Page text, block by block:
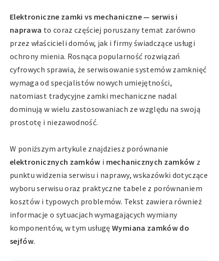
Elektroniczne zamki vs mechaniczne — serwis i
naprawa to coraz częściej poruszany temat zarówno
przez właścicieli domów, jak i firmy świadczące usługi
ochrony mienia. Rosnąca popularność rozwiązań
cyfrowych sprawia, że serwisowanie systemów zamknięć
wymaga od specjalistów nowych umiejętności,
natomiast tradycyjne zamki mechaniczne nadal
dominują w wielu zastosowaniach ze względu na swoją
prostotę i niezawodność.
W poniższym artykule znajdziesz porównanie
elektronicznych zamków i mechanicznych zamków z
punktu widzenia serwisu i naprawy, wskazówki dotyczące
wyboru serwisu oraz praktyczne tabele z porównaniem
kosztów i typowych problemów. Tekst zawiera również
informacje o sytuacjach wymagających wymiany
komponentów, w tym usługęWymiana zamków do
sejfów.